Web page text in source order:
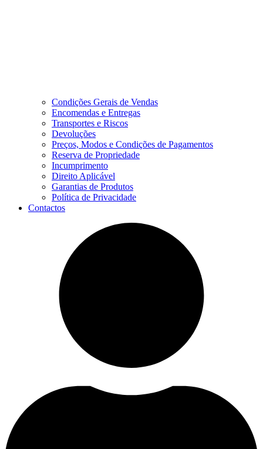
Condições Gerais de Vendas
Encomendas e Entregas
Transportes e Riscos
Devoluções
Preços, Modos e Condições de Pagamentos
Reserva de Propriedade
Incumprimento
Direito Aplicável
Garantias de Produtos
Política de Privacidade
Contactos